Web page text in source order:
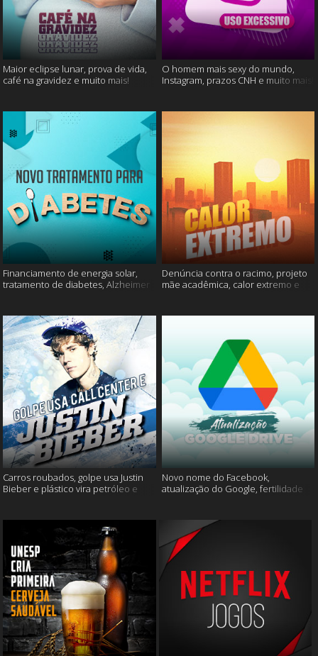
Maior eclipse lunar, prova de vida,
café na gravidez e muito mais!
O homem mais sexy do mundo,
Instagram, prazos CNH e muito mais!
Financiamento de energia solar,
tratamento de diabetes, Alzheimer
Denúncia contra o racimo, projeto
mãe acadêmica, calor extremo e
Carros roubados, golpe usa Justin
Bieber e plástico vira petróleo e
Novo nome do Facebook,
atualização do Google, fertilidade